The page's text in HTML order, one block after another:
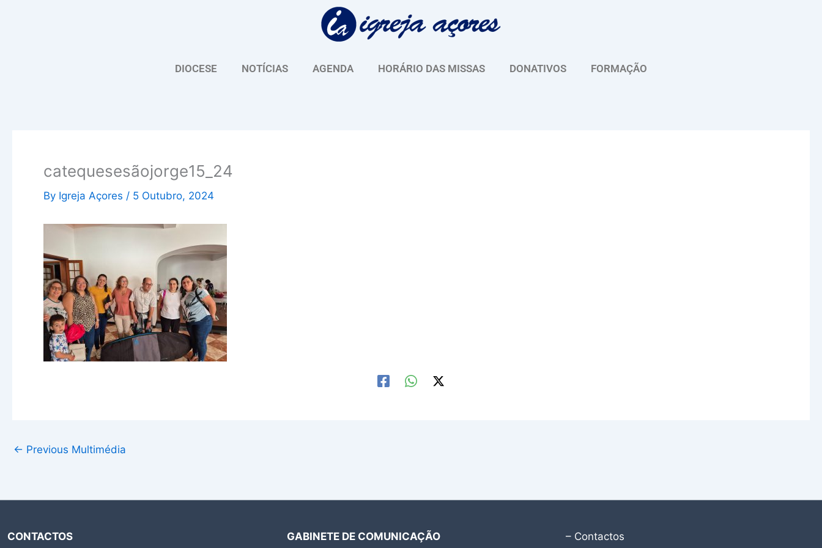
DIOCESE NOTÍCIAS AGENDA HORÁRIO DAS MISSAS DONATIVOS FORMAÇÃO
catequesesãojorge15_24
By Igreja Açores / 5 Outubro, 2024
← Previous Multimédia
CONTACTOS
GABINETE DE COMUNICAÇÃO
– Contactos